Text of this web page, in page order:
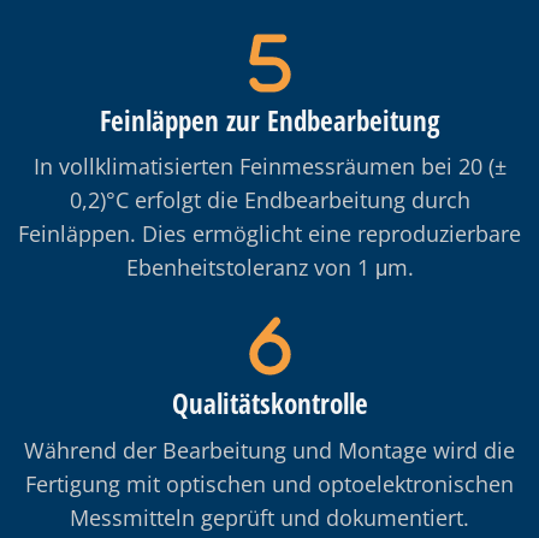
Feinläppen zur Endbearbeitung
In vollklimatisierten Feinmessräumen bei 20 (±
0,2)°C erfolgt die Endbearbeitung durch
Feinläppen. Dies ermöglicht eine reproduzierbare
Ebenheitstoleranz von 1 μm.
Qualitätskontrolle
Während der Bearbeitung und Montage wird die
Fertigung mit optischen und optoelektronischen
Messmitteln geprüft und dokumentiert.